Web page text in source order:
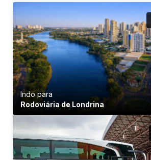
Indo para
Rodoviária de Londrina